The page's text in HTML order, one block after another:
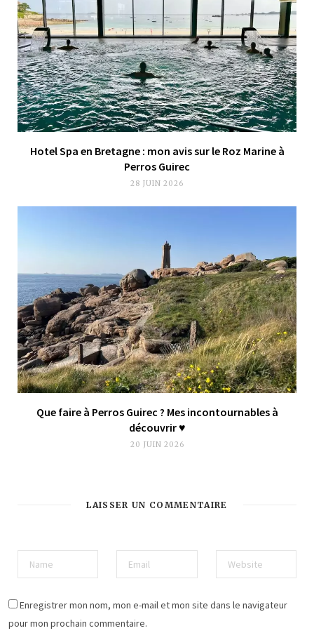
Hotel Spa en Bretagne : mon avis sur le Roz Marine à
Perros Guirec
28 JUIN 2026
Que faire à Perros Guirec ? Mes incontournables à
découvrir ♥︎
20 JUIN 2026
LAISSER UN COMMENTAIRE
Enregistrer mon nom, mon e-mail et mon site dans le navigateur
pour mon prochain commentaire.